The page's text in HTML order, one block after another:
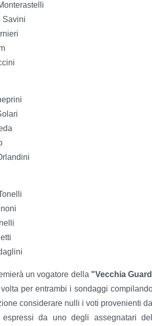
Savini
un vogatore della "Vecchia
per entrambi i sondaggi
considerare nulli i voti provenienti
da uno degli assegnatari